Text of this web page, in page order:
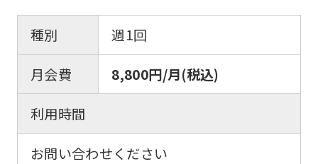
種別
週1回
月会費
8,800円/月(税込)
利用時間
お問い合わせください